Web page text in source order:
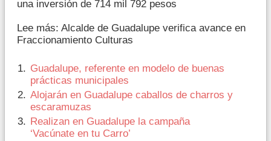
una inversión de 714 mil 792 pesos
Lee más: Alcalde de Guadalupe verifica avance en
Fraccionamiento Culturas
Guadalupe, referente en modelo de buenas
prácticas municipales
Alojarán en Guadalupe caballos de charros y
escaramuzas
Realizan en Guadalupe la campaña
‘Vacúnate en tu Carro’